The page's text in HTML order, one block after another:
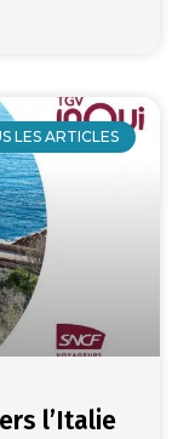
LES ARTICLES
l’Italie